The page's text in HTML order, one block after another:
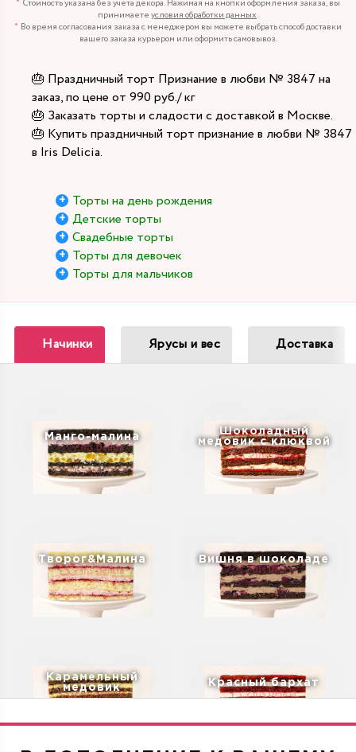
Стоимость указана без учета декора. Нажимая на кнопки оформления заказа, вы
принимаетеусловия обработки данных.
Во время согласования заказа с менеджером вы можете выбрать способ доставки
вашего заказа курьером или оформить самовывоз.
🎂 Праздничный торт Признание в любви № 3847 на
заказ, по цене от 990 руб./ кг
🎂 Заказать торты и сладости с доставкой в Москве.
🎂 Купить праздничный торт признание в любви № 3847
в Iris Delicia.
Торты на день рождения
Детские торты
Свадебные торты
Торты для девочек
Торты для мальчиков
Начинки Ярусы и вес Доставка
Манго-малина
Шоколадный
медовик с клюквой
Творог&Малина Вишня в шоколаде
Карамельный
медовик
Красный бархат